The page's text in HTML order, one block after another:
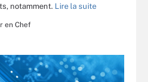
notamment. Lire la suite
en Chef